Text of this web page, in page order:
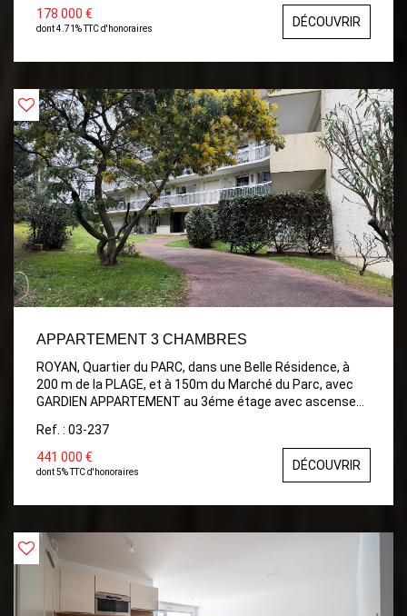
fenêtre, WC, Spacieuse Mezzanine avec vue sur le salon.
Garage.
178 000 €
dont 4.71% TTC d'honoraires DÉCOUVRIR
APPARTEMENT 3 CHAMBRES
ROYAN, Quartier du PARC, dans une Belle Résidence, à
200 m de la PLAGE, et à 150m du Marché du Parc, avec
GARDIEN APPARTEMENT au 3éme étage avec ascenseur:
donnant sur Terrasse, Cuisine aménagée, Dégagement,
3 Chambres dont une avec Cabinet de toilette, Salle de
bains avec wc, dressing. TERRASSE. GARAGE . PLACE de
Ref. : 03-237
441 000 €
dont 5% TTC d'honoraires DÉCOUVRIR